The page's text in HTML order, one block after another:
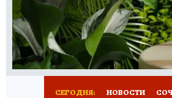
ВСЕ О КП РАДИО КП
СЕГОДНЯ: НОВОСТИ